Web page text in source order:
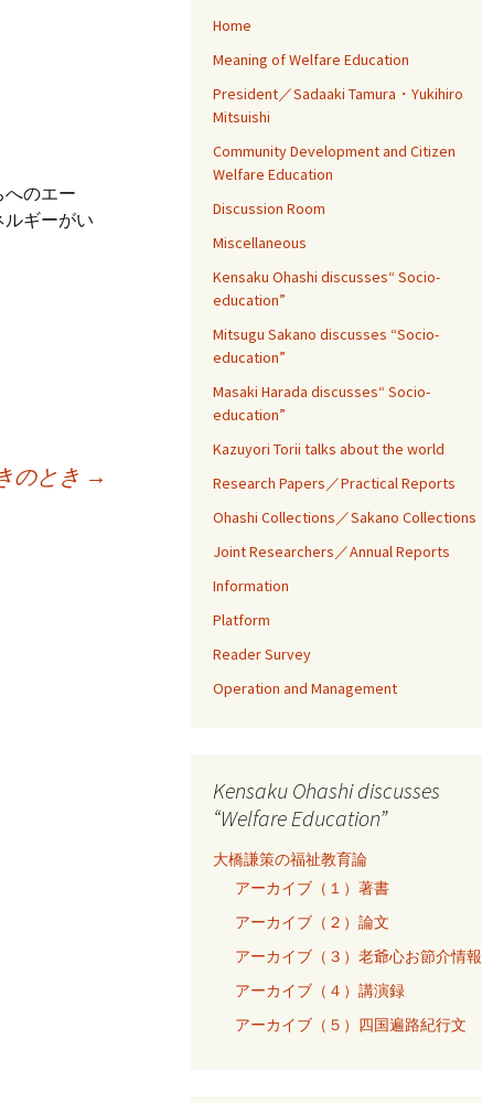
へのエー
ギーがい
のとき →
Home
Meaning of Welfare Education
President／Sadaaki Tamura・Yukihiro
Mitsuishi
Community Development and Citizen
Welfare Education
Discussion Room
Miscellaneous
Kensaku Ohashi discusses“ Socio-
education”
Mitsugu Sakano discusses “Socio-
education”
Masaki Harada discusses“ Socio-
education”
Kazuyori Torii talks about the world
Research Papers／Practical Reports
Ohashi Collections／Sakano Collections
Joint Researchers／Annual Reports
Information
Platform
Reader Survey
Operation and Management
Kensaku Ohashi discusses
“Welfare Education”
大橋謙策の福祉教育論
アーカイブ（１）著書
アーカイブ（２）論文
アーカイブ（３）老爺心お節介情報
アーカイブ（４）講演録
アーカイブ（５）四国遍路紀行文